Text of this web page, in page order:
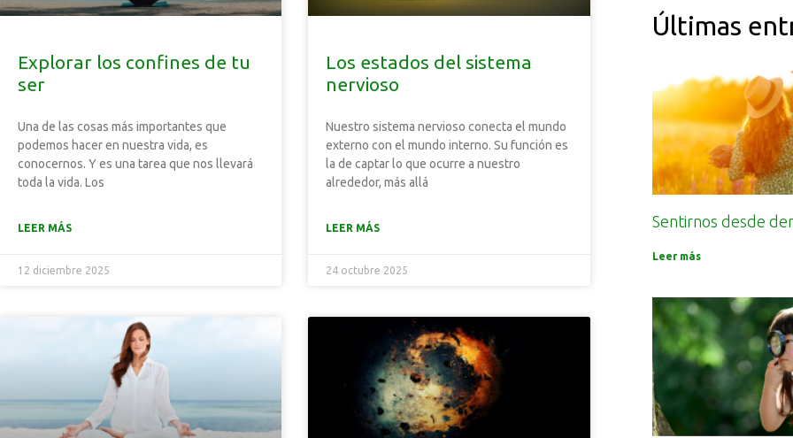
Explorar los confines de tu
ser
Una de las cosas más importantes que
podemos hacer en nuestra vida, es
conocernos. Y es una tarea que nos llevará
toda la vida. Los
LEER MÁS
12 diciembre 2025
Los estados del sistema
nervioso
Nuestro sistema nervioso conecta el mundo
externo con el mundo interno. Su función es
la de captar lo que ocurre a nuestro
alrededor, más allá
LEER MÁS
24 octubre 2025
Últimas
Sentirnos desde
Leer más